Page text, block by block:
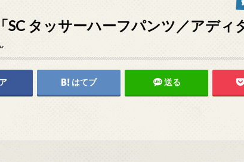
SC タッサーハーフパンツ／アディ
はてブ 送る